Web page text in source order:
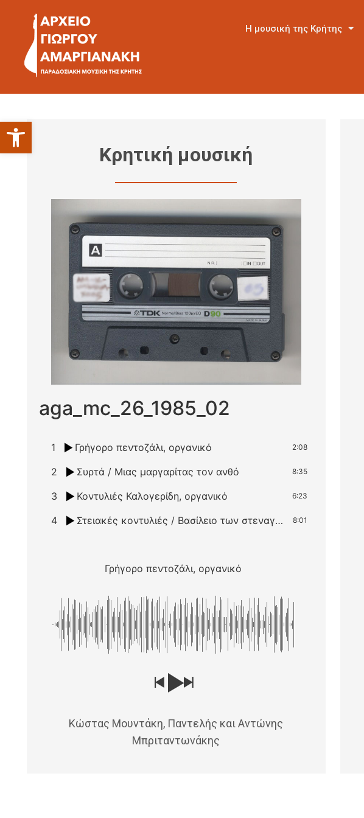
Ανοίξτε τη γραμμή εργαλείων
Η μουσική της Κρήτης
Κρητική μουσική
aga_mc_26_1985_02
1 Γρήγορο πεντοζάλι, οργανικό 2:08
2 Συρτά / Μιας μαργαρίτας τον ανθό 8:35
3 Κοντυλιές Καλογερίδη, οργανικό 6:23
4 Στειακές κοντυλιές / Βασίλειο των στεναγμών 8:01
Γρήγορο πεντοζάλι, οργανικό
Κώστας Μουντάκη, Παντελής και Αντώνης
Μπριταντωνάκης